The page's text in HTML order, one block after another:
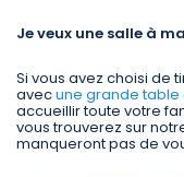
Je veux une salle à
Si vous avez choisi de
avecune grande table
accueillir toute votre
vous trouverez sur
manqueront pas de